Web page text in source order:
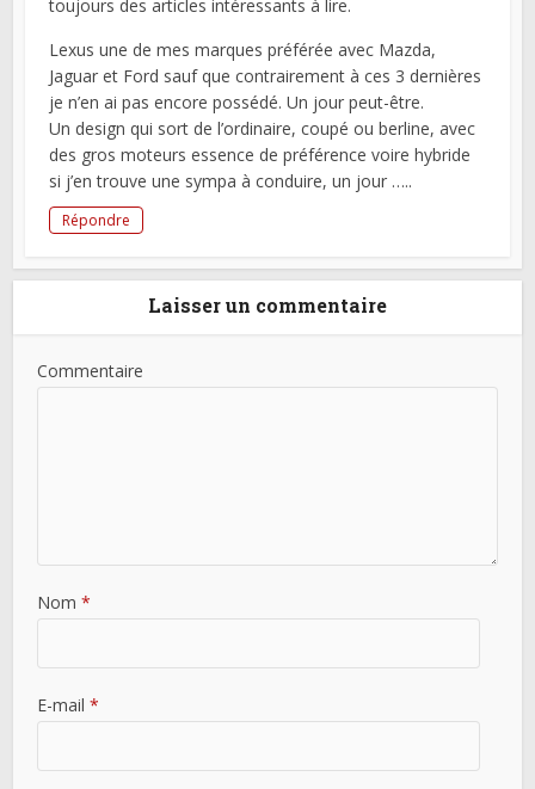
toujours des articles intéressants à lire.
Lexus une de mes marques préférée avec Mazda,
Jaguar et Ford sauf que contrairement à ces 3 dernières
je n’en ai pas encore possédé. Un jour peut-être.
Un design qui sort de l’ordinaire, coupé ou berline, avec
des gros moteurs essence de préférence voire hybride
si j’en trouve une sympa à conduire, un jour …..
Répondre
Laisser un commentaire
Commentaire
Nom*
E-mail*